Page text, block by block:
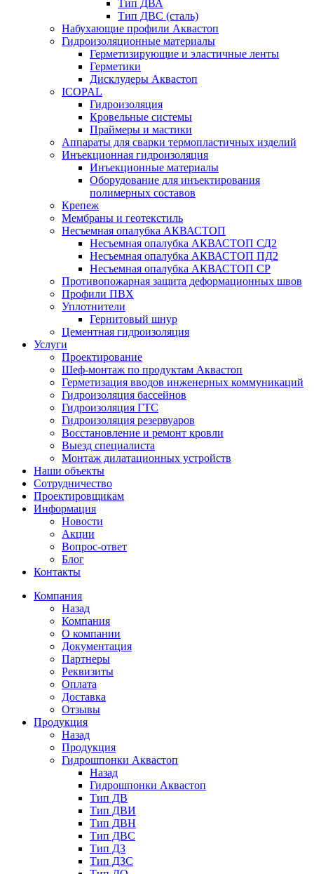
Тип ДВА
Тип ДВС (сталь)
Набухающие профили Аквастоп
Гидроизоляционные материалы
Герметизирующие и эластичные ленты
Герметики
Дисклудеры Аквастоп
ICOPAL
Гидроизоляция
Кровельные системы
Праймеры и мастики
Аппараты для сварки термопластичных изделий
Инъекционная гидроизоляция
Инъекционные материалы
Оборудование для инъектирования
полимерных составов
Крепеж
Мембраны и геотекстиль
Несъемная опалубка АКВАСТОП
Несъемная опалубка АКВАСТОП СД2
Несъемная опалубка АКВАСТОП ПД2
Несъемная опалубка АКВАСТОП СР
Противопожарная защита деформационных швов
Профили ПВХ
Уплотнители
Гернитовый шнур
Цементная гидроизоляция
Услуги
Проектирование
Шеф-монтаж по продуктам Аквастоп
Герметизация вводов инженерных коммуникаций
Гидроизоляция бассейнов
Гидроизоляция ГТС
Гидроизоляция резервуаров
Восстановление и ремонт кровли
Выезд специалиста
Монтаж дилатационных устройств
Наши объекты
Сотрудничество
Проектировщикам
Информация
Новости
Акции
Вопрос-ответ
Блог
Контакты
Компания
Назад
Компания
О компании
Документация
Партнеры
Реквизиты
Оплата
Доставка
Отзывы
Продукция
Назад
Продукция
Гидрошпонки Аквастоп
Назад
Гидрошпонки Аквастоп
Тип ДВ
Тип ДВИ
Тип ДВН
Тип ДВС
Тип ДЗ
Тип ДЗС